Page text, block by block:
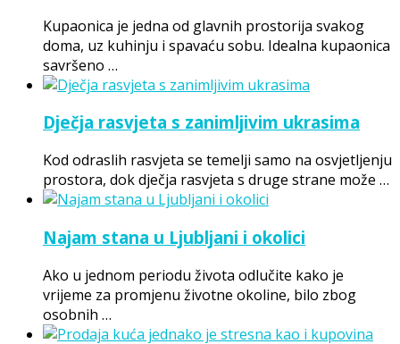
Kupaonica je jedna od glavnih prostorija svakog
doma, uz kuhinju i spavaću sobu. Idealna kupaonica
savršeno …
Dječja rasvjeta s zanimljivim ukrasima
Kod odraslih rasvjeta se temelji samo na osvjetljenju
prostora, dok dječja rasvjeta s druge strane može …
Najam stana u Ljubljani i okolici
Ako u jednom periodu života odlučite kako je
vrijeme za promjenu životne okoline, bilo zbog
osobnih …